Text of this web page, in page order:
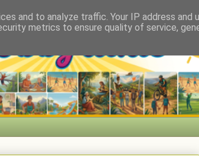
and to analyze traffic. Your IP address and
metrics to ensure quality of service,